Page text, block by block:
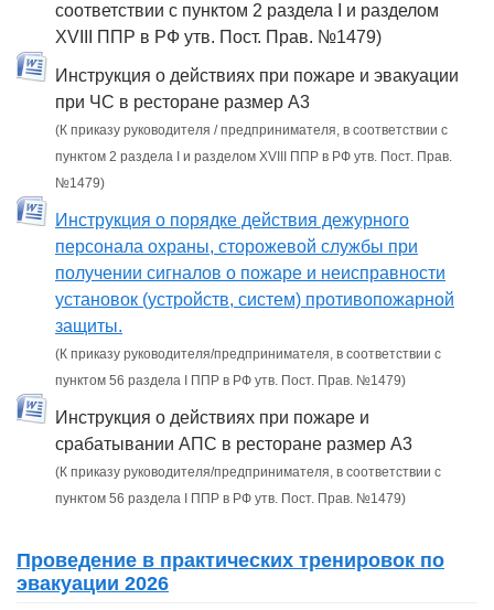
соответствии с пунктом 2 раздела I и разделом
XVIII ППР в РФ утв. Пост. Прав. №1479)
Инструкция о действиях при пожаре и эвакуации
при ЧС в ресторане размер А3
(К приказу руководителя / предпринимателя, в соответствии с
пунктом 2 раздела I и разделом XVIII ППР в РФ утв. Пост. Прав.
№1479)
Инструкция о порядке действия дежурного
персонала охраны, сторожевой службы при
получении сигналов о пожаре и неисправности
установок (устройств, систем) противопожарной
защиты.
(К приказу руководителя/предпринимателя, в соответствии с
пунктом 56 раздела I ППР в РФ утв. Пост. Прав. №1479)
Инструкция о действиях при пожаре и
срабатывании АПС в ресторане размер А3
(К приказу руководителя/предпринимателя, в соответствии с
пунктом 56 раздела I ППР в РФ утв. Пост. Прав. №1479)
Проведение в практических тренировок по
эвакуации 2026